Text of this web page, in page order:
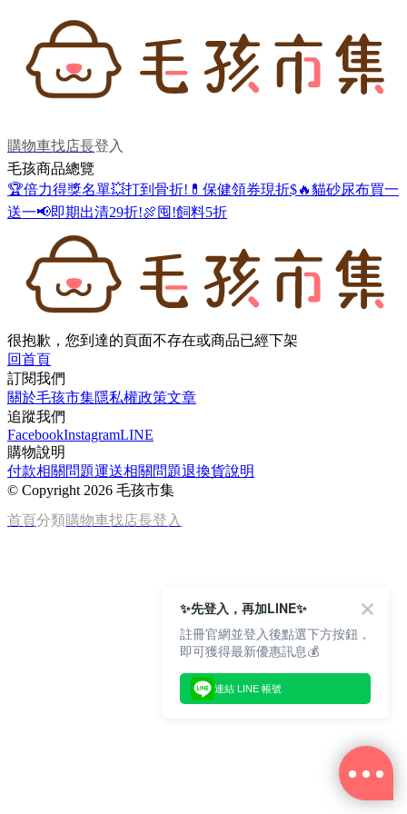
購物車找店長登入
毛孩商品總覽
🏆倍力得獎名單💥打到骨折! 💊保健領券現折$🔥貓砂尿布買一
送一📢即期出清29折!🍖囤!飼料5折
很抱歉，您到達的頁面不存在或商品已經下架
回首頁
訂閱我們
關於毛孩市集隱私權政策文章
追蹤我們
FacebookInstagramLINE
購物說明
付款相關問題運送相關問題退換貨說明
© Copyright 2026 毛孩市集
首頁分類購物車找店長登入
✨先登入，再加LINE✨
註冊官網並登入後點選下方按鈕，
即可獲得最新優惠訊息💰
連結 LINE 帳號